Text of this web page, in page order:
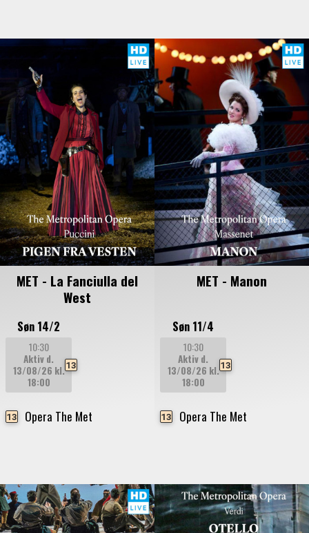
MET - La Fanciulla del
West
Søn 14/2
10:30
13
Aktiv d.
13/08/26 kl.
18:00
13 Opera The Met
MET - Manon
Søn 11/4
10:30
13
Aktiv d.
13/08/26 kl.
18:00
13 Opera The Met